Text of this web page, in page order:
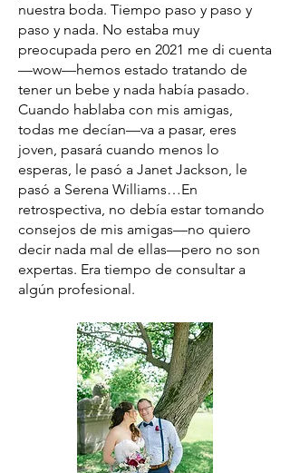
nuestra boda. Tiempo paso y paso y
paso y nada. No estaba muy
preocupada pero en 2021 me di cuenta
—wow—hemos estado tratando de
tener un bebe y nada había pasado.
Cuando hablaba con mis amigas,
todas me decían—va a pasar, eres
joven, pasará cuando menos lo
esperas, le pasó a Janet Jackson, le
pasó a Serena Williams…En
retrospectiva, no debía estar tomando
consejos de mis amigas—no quiero
decir nada mal de ellas—pero no son
expertas. Era tiempo de consultar a
algún profesional.